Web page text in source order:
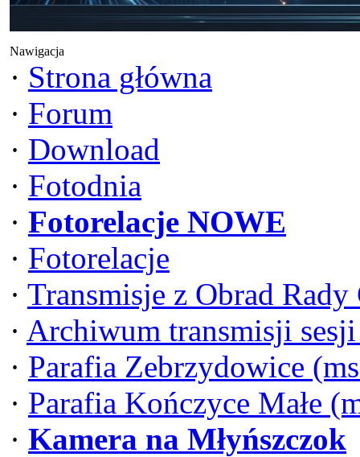
Nawigacja
· Strona główna
· Forum
· Download
· Fotodnia
· Fotorelacje NOWE
· Fotorelacje
· Transmisje z Obrad
· Archiwum transmisji
· Parafia Zebrzydowice
· Parafia Kończyce Małe
· Kamera na Młyńszczok